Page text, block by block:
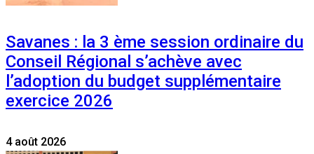
Savanes : la 3 ème session ordinaire du
Conseil Régional s’achève avec
l’adoption du budget supplémentaire
exercice 2026
4 août 2026